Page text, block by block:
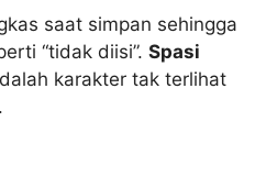
saat simpan sehingga
“tidak diisi”. Spasi
karakter tak terlihat